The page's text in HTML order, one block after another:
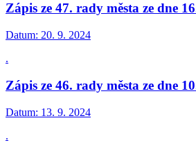
Zápis ze 47. rady města ze dne
Datum: 20. 9. 2024
.
Zápis ze 46. rady města ze dne
Datum: 13. 9. 2024
.